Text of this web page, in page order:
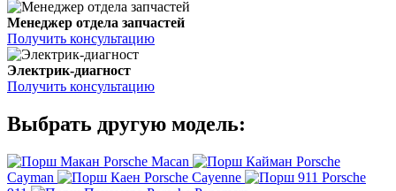
Менеджер отдела запчастей
Получить консультацию
Электрик-диагност
Получить консультацию
Выбрать другую модель:
Porsche Macan
Porsche
Cayman
Porsche Cayenne
Porsche